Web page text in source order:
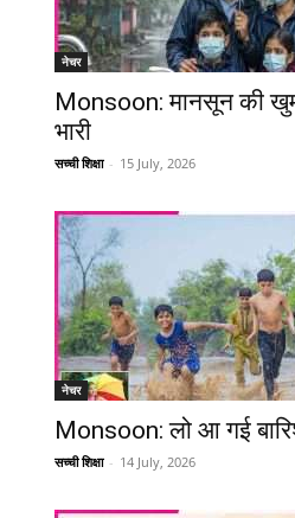
नेचर
Monsoon: मानसून की
भारी
सच्ची शिक्षा - 15 July, 2026
नेचर
Monsoon: लो आ गई
सच्ची शिक्षा - 14 July, 2026